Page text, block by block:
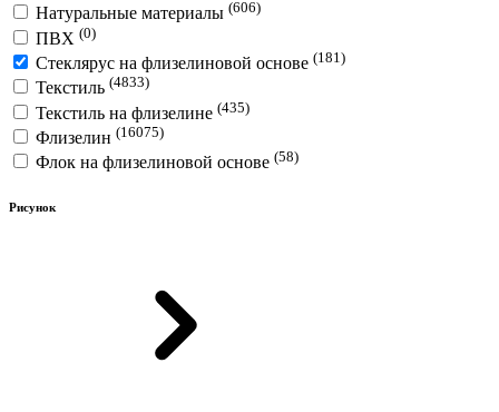
Натуральные материалы (606)
ПВХ (0)
Стеклярус на флизелиновой основе (181)
Текстиль (4833)
Текстиль на флизелине (435)
Флизелин (16075)
Флок на флизелиновой основе (58)
Рисунок